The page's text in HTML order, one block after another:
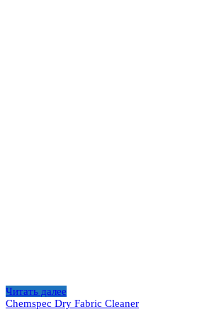
Читать далее
Chemspec Dry Fabric Cleaner